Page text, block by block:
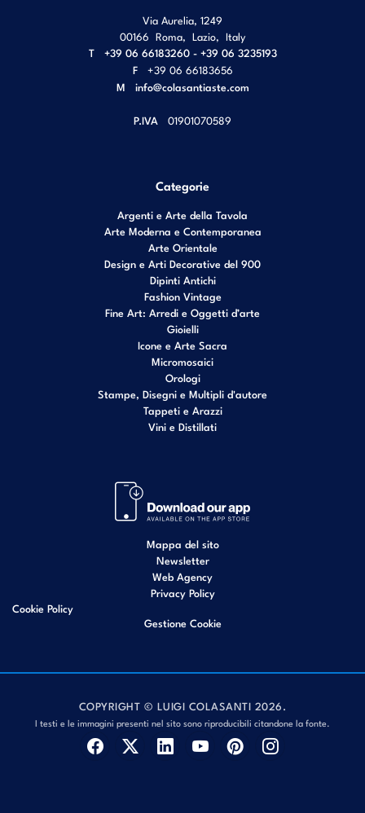
Via Aurelia, 1249
00166 Roma, Lazio, Italy
T
+39 06 66183260 - +39 06 3235193
F
+39 06 66183656
M info@colasantiaste.com
P.IVA 01901070589
Categorie
Argenti e Arte della Tavola
Arte Moderna e Contemporanea
Arte Orientale
Design e Arti Decorative del 900
Dipinti Antichi
Fashion Vintage
Fine Art: Arredi e Oggetti d’arte
Gioielli
Icone e Arte Sacra
Micromosaici
Orologi
Stampe, Disegni e Multipli d'autore
Tappeti e Arazzi
Vini e Distillati
Mappa del sito
Newsletter
Web Agency
Privacy Policy
Cookie Policy
Gestione Cookie
COPYRIGHT © LUIGI COLASANTI 2026.
I testi e le immagini presenti nel sito sono riproducibili citandone la fonte.